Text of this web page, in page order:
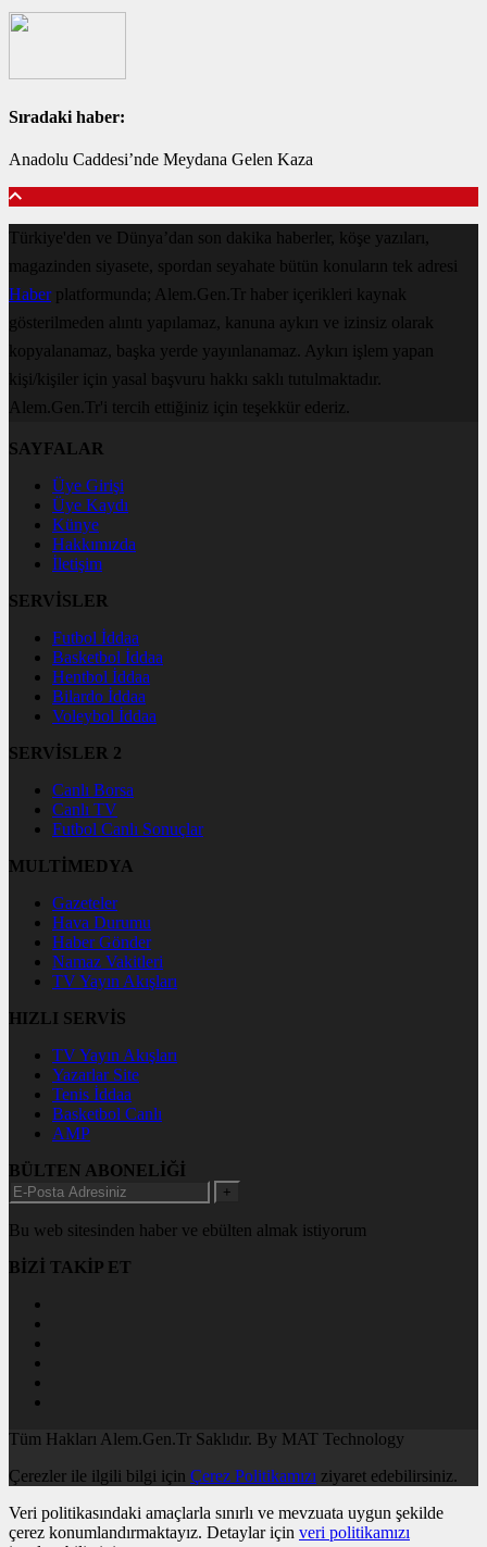
Sıradaki haber:
Anadolu Caddesi’nde Meydana Gelen Kaza
Türkiye'den ve Dünya’dan son dakika haberler, köşe yazıları,
magazinden siyasete, spordan seyahate bütün konuların tek adresi
Haberplatformunda; Alem.Gen.Tr haber içerikleri kaynak
gösterilmeden alıntı yapılamaz, kanuna aykırı ve izinsiz olarak
kopyalanamaz, başka yerde yayınlanamaz. Aykırı işlem yapan
kişi/kişiler için yasal başvuru hakkı saklı tutulmaktadır.
Alem.Gen.Tr'i tercih ettiğiniz için teşekkür ederiz.
SAYFALAR
Üye Girişi
Üye Kaydı
Künye
Hakkımızda
İletişim
SERVİSLER
Futbol İddaa
Basketbol İddaa
Hentbol İddaa
Bilardo İddaa
Voleybol İddaa
SERVİSLER 2
Canlı Borsa
Canlı TV
Futbol Canlı Sonuçlar
MULTİMEDYA
Gazeteler
Hava Durumu
Haber Gönder
Namaz Vakitleri
TV Yayın Akışları
HIZLI SERVİS
TV Yayın Akışları
Yazarlar Site
Tenis İddaa
Basketbol Canlı
AMP
BÜLTEN ABONELİĞİ
+
Bu web sitesinden haber ve ebülten almak istiyorum
BİZİ TAKİP ET
Tüm Hakları Alem.Gen.Tr Saklıdır. By MAT Technology
Çerezler ile ilgili bilgi için Çerez Politikamızı ziyaret edebilirsiniz.
Veri politikasındaki amaçlarla sınırlı ve mevzuata uygun şekilde
çerez konumlandırmaktayız. Detaylar için veri politikamızı